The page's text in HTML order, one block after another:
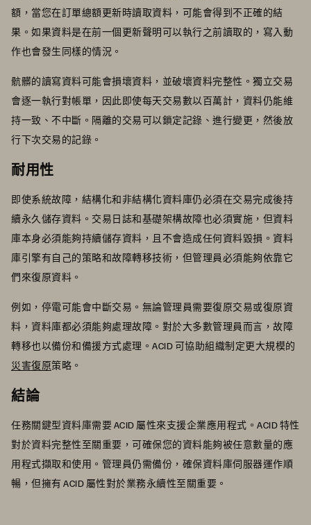
額，當您在訂單總額更新時讀取資料，可能會得到不正確的結
果。如果資料是在前一個更新聲明可以執行之前讀取的，寫入動
作也會發生同樣的情況。
骯髒的讀寫資料可能會損壞資料，並破壞資料完整性。獨立交易
會逐一執行對帳單，因此即使每天交易數以百萬計，資料仍能維
持一致、不中斷。隔離的交易可以鎖定記錄、進行變更，然後放
行下次交易的記錄。
耐用性
即使系統故障，結構化和非結構化資料庫仍必須在交易完成後持
續永久儲存資料。交易日誌和基礎架構故障也必須實施，但資料
庫本身必須能夠持續儲存資料，且不會造成任何資料毀損。資料
庫引擎有自己的策略和故障轉移技術，但管理員必須能夠依靠它
們來復原資料。
例如，停電可能會中斷交易。無論管理員需要復原交易或復原資
料，資料庫都必須能夠處理故障。對於大多數管理員而言，故障
轉移也以備份和備援方式處理。ACID 可協助組織制定更大規模的
災害復原策略。
結論
任務關鍵型資料庫需要 ACID 屬性來支援企業應用程式。ACID 特性
對於資料完整性至關重要，可確保您的資料能夠被任意數量的應
用程式擷取和使用。管理員仍需備份，確保資料庫伺服器運作順
暢，但擁有 ACID 屬性對於業務永續性至關重要。